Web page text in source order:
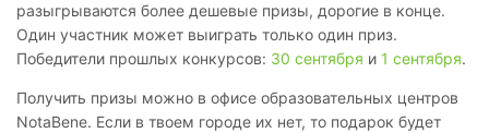
разыгрываются более дешевые призы, дорогие в конце.
Один участник может выиграть только один приз.
Победители прошлых конкурсов: 30 сентября и 1 сентября.
Получить призы можно в офисе образовательных центров
NotaBene. Если в твоем городе их нет, то подарок будет